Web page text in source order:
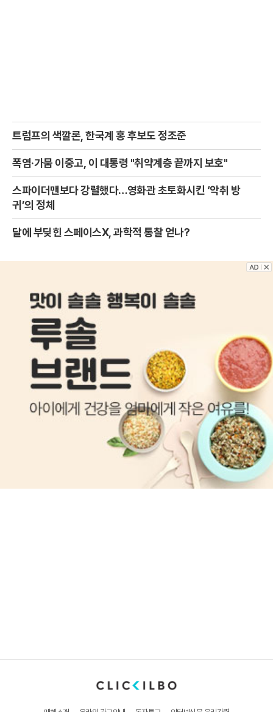
트럼프의 색깔론, 한국계 홍 후보도 정조준
폭염·가뭄 이중고, 이 대통령 "취약계층 끝까지 보호"
스파이더맨보다 강렬했다…영화관 초토화시킨 ‘악취 방
귀’의 정체
달에 부딪힌 스페이스X, 과학적 통찰 얻나?